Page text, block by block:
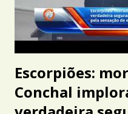
Escorpiões:
Conchal